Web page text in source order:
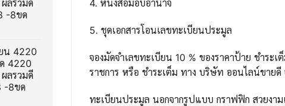
ลรวมดี
-8ขด
น 4220
4220
ลรวมดี
-8ขด
4. หนังสือมอบอำนาจ
5. ชุดเอกสารโอนเลขทะเบียนประมูล
จองมัดจำเลขทะเบียน 10 % ของราคาป้าย ชำระ
ราชการ หรือ ชำระเต็ม ทาง บริษัท ออนไลน์ขายดี
ทะเบียนประมูล นอกจากรูปแบบ กราฟฟิก สวยงา